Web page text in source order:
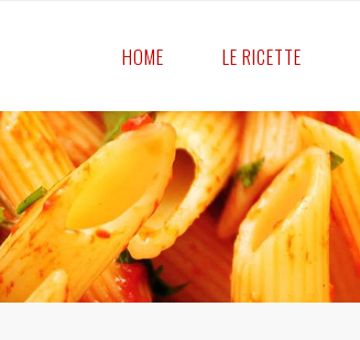
HOME LE RICETTE